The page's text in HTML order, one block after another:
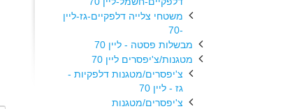
משטחי צלייה דלפקיים-גז-ליין
-70
מבשלות פסטה - ליין 70
מטגנות/צ'יפסרים ליין 70
צ'יפסרים/מטגנות דלפקיות -
גז - ליין 70
צ'יפסרים/מטגנות